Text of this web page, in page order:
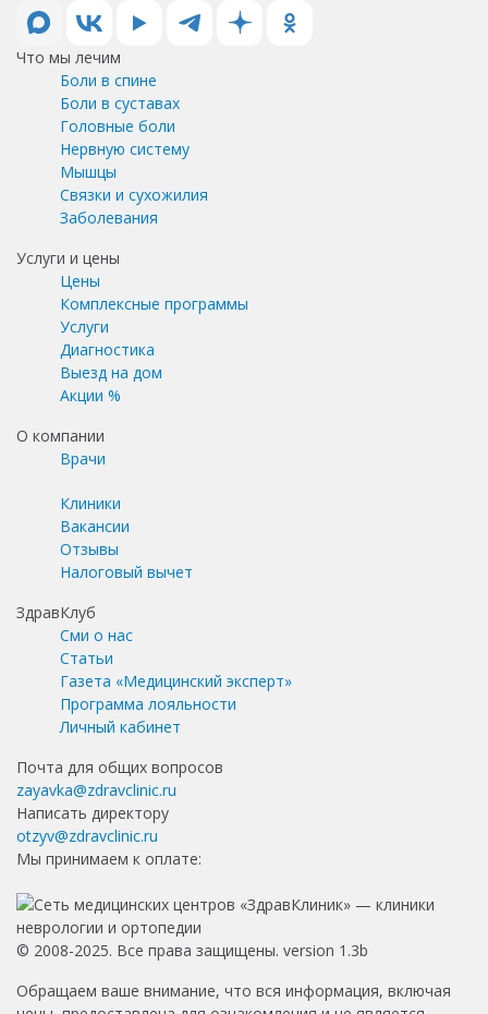
Что мы лечим
Боли в спине
Боли в суставах
Головные боли
Нервную систему
Мышцы
Связки и сухожилия
Заболевания
Услуги и цены
Цены
Комплексные программы
Услуги
Диагностика
Выезд на дом
Акции %
О компании
Врачи
Клиники
Вакансии
Отзывы
Налоговый вычет
ЗдравКлуб
Сми о нас
Статьи
Газета «Медицинский эксперт»
Программа лояльности
Личный кабинет
Почта для общих вопросов
zayavka@zdravclinic.ru
Написать директору
otzyv@zdravclinic.ru
Мы принимаем к оплате:
© 2008-2025. Все права защищены. version 1.3b
Обращаем ваше внимание, что вся информация, включая